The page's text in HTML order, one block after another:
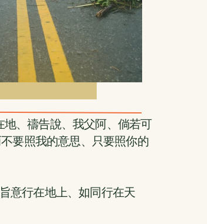
、禱告說、我父阿、倘若可
要照我的意思、只要照你的
意行在地上、如同行在天